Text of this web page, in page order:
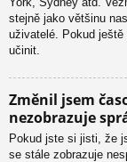
stejně jako většinu
uživatelé. Pokud
učinit.
Změnil jsem
nezobrazuje
Pokud jste si jisti, že
se stále zobrazuje